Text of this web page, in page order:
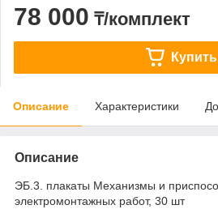
78 000 ₸/комплект
Купить
Описание Характеристики
Описание
ЭБ.3. плакаты Механизмы и
электромонтажных работ, 30 шт